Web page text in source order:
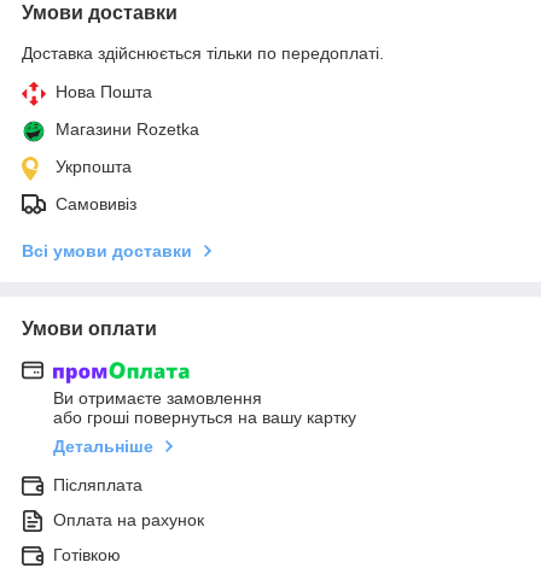
Умови доставки
Доставка здійснюється тільки по передоплаті.
Нова Пошта
Магазини Rozetka
Укрпошта
Самовивіз
Всі умови доставки
Умови оплати
Ви отримаєте замовлення
або гроші повернуться на вашу картку
Детальніше
Післяплата
Оплата на рахунок
Готівкою